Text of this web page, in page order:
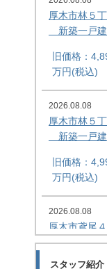
厚木市林５
新築一戸建
旧価格：
万円(税込)
2026.08.08
厚木市林５
新築一戸建
旧価格：
万円(税込)
2026.08.08
厚木市鳶尾
新築一戸
スタッフ紹介